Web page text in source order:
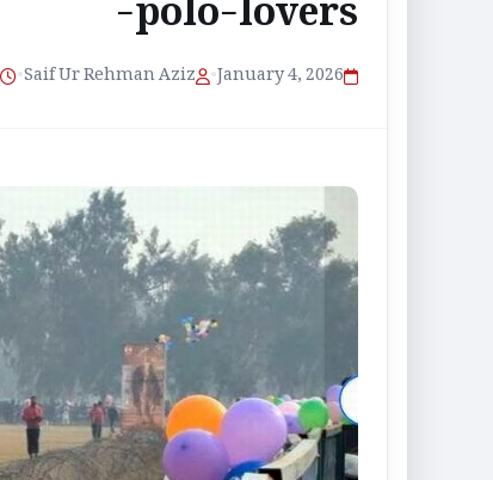
January 4, 2026
•
Saif Ur Rehman Aziz
•